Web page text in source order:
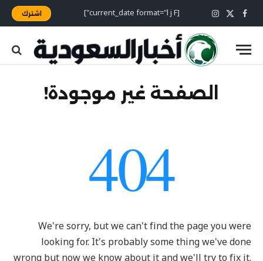
فيسبوك
X
(Twitter)
الانستغرام [current_date format="l j F"] اشترك
الصفحة غير موجودة!
404
We're sorry, but we can't find the page you were
looking for. It's probably some thing we've done